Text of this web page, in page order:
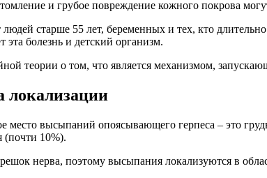
и грубое повреждение кожного покрова
людей старше 55 лет, беременных и тех, кто
болезнь и детский организм.
теории о том, что является механизмом,
место высыпаний опоясывающего герпеса – это
(почти 10%).
нерва, поэтому высыпания локализуются в